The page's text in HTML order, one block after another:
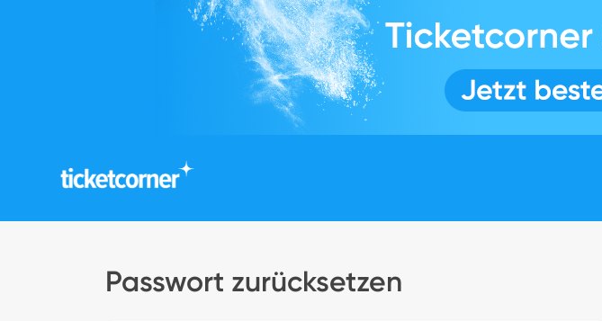
Passwort zurücksetzen